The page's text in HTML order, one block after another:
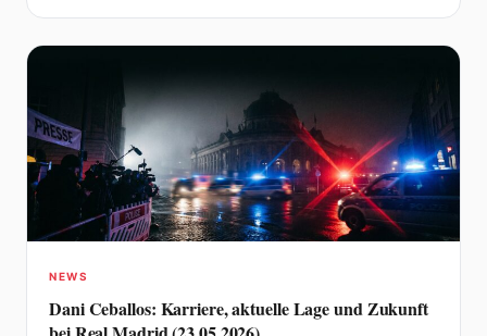
NEWS
Dani Ceballos: Karriere, aktuelle Lage und Zukunft